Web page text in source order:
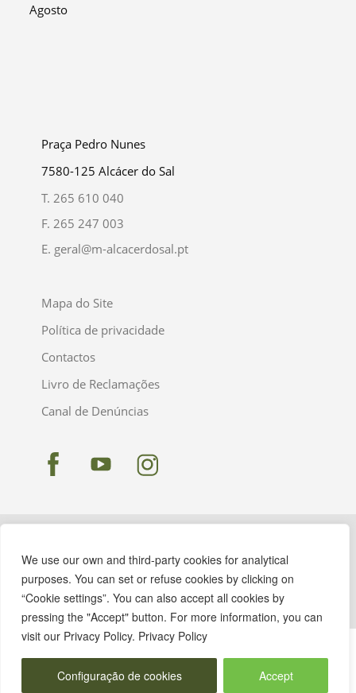
We use our own and third-party cookies for analytical
purposes. You can set or refuse cookies by clicking on
“Cookie settings”. You can also accept all cookies by
pressing the "Accept" button. For more information, you can
visit our Privacy Policy. Privacy Policy
Configuração de cookies Accept
Agosto
Praça Pedro Nunes
7580-125 Alcácer do Sal
T. 265 610 040
F. 265 247 003
E. geral@m-alcacerdosal.pt
Mapa do Site
Política de privacidade
Contactos
Livro de Reclamações
Canal de Denúncias